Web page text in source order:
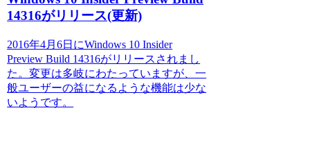
14316がリリース(更新)
2016年4月6日にWindows 10 Insider
Preview Build 14316がリリースされまし
た。変更は多岐にわたっていますが、一
般ユーザーの益になるような機能は少な
いようです。